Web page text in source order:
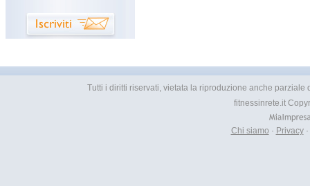
Tutti i diritti riservati, vietata la riproduzione anche
fitnessinrete.it
Chi siamo · Privacy·